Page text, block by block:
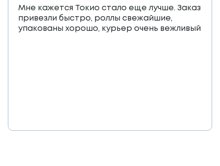
Мне кажется Токио стало еще лучше. Заказ
привезли быстро, роллы свежайшие,
упакованы хорошо, курьер очень вежливый